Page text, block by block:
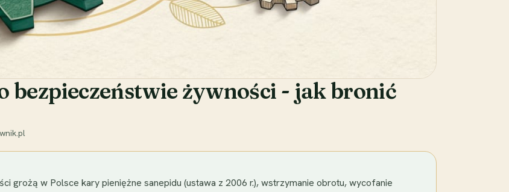
bezpieczeństwie żywności - jak bronić
grożą w Polsce kary pieniężne sanepidu (ustawa z 2006 r.), wstrzymanie obrotu, wycofanie